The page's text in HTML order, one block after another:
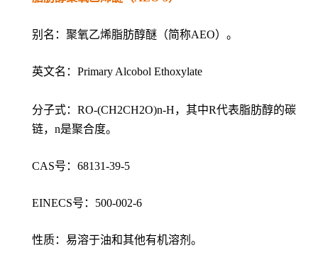
别名：聚氧乙烯脂肪醇醚（简称AEO）。
英文名：Primary Alcobol Ethoxylate
分子式：RO-(CH2CH2O)n-H，其中R代表脂肪醇的碳
链，n是聚合度。
CAS号：68131-39-5
EINECS号：500-002-6
性质：易溶于油和其他有机溶剂。